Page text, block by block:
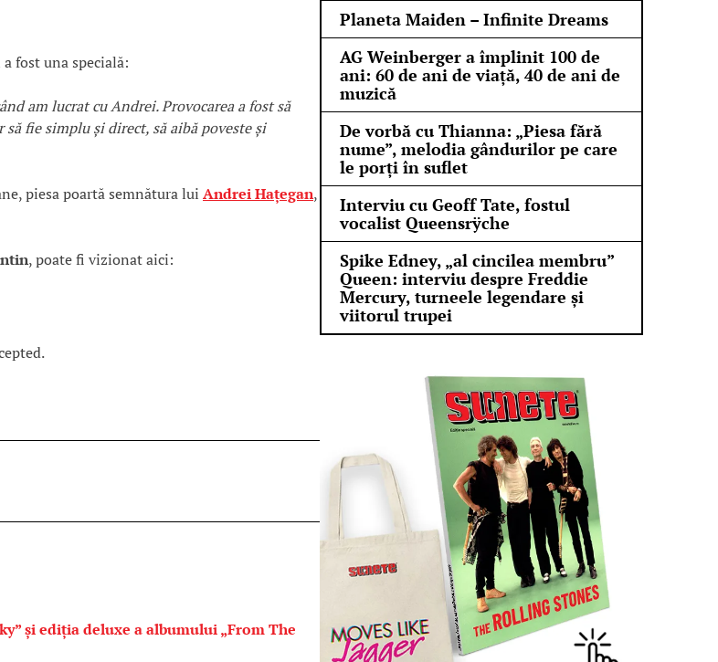
fost una specială:
am lucrat cu Andrei. Provocarea a fost să
să fie simplu și direct, să aibă poveste și
piesa poartă semnătura lui Andrei Hațegan,
, poate fi vizionat aici:
și ediția deluxe a albumului „From The
Planeta Maiden – Infinite Dreams
AG Weinberger a împlinit 100 de
ani: 60 de ani de viață, 40 de ani de
muzică
De vorbă cu Thianna: „Piesa fără
nume”, melodia gândurilor pe care
le porți în suflet
Interviu cu Geoff Tate, fostul
vocalist Queensrÿche
Spike Edney, „al cincilea membru”
Queen: interviu despre Freddie
Mercury, turneele legendare și
viitorul trupei